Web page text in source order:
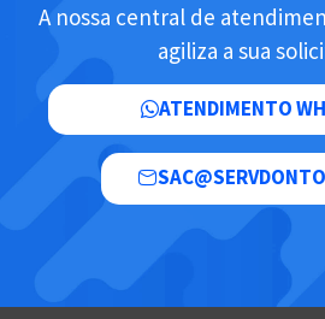
A nossa central de
agiliza a sua
ATENDIMENTO